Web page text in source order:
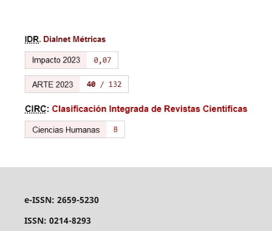
e-ISSN: 2659-5230
ISSN: 0214-8293